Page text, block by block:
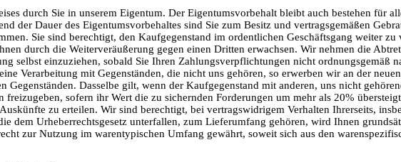
durch Sie in unserem Eigentum. Der Eigentumsvorbehalt bleibt auch bestehen für
der Dauer des Eigentumsvorbehaltes sind Sie zum Besitz und vertragsgemäßen
Sie sind berechtigt, den Kaufgegenstand im ordentlichen Geschäftsgang weiter zu
durch die Weiterveräußerung gegen einen Dritten erwachsen. Wir nehmen die
selbst einzuziehen, sobald Sie Ihren Zahlungsverpflichtungen nicht ordnungsgemäß
Verarbeitung mit Gegenständen, die nicht uns gehören, so erwerben wir an der
Gegenständen. Dasselbe gilt, wenn der Kaufgegenstand mit anderen, uns nicht
sofern ihr Wert die zu sichernden Forderungen um mehr als 20%
zu erteilen. Wir sind berechtigt, bei vertragswidrigem Verhalten Ihrerseits,
dem Urheberrechtsgesetz unterfallen, zum Lieferumfang gehören, wird Ihnen
zur Nutzung im warentypischen Umfang gewährt, soweit sich aus den